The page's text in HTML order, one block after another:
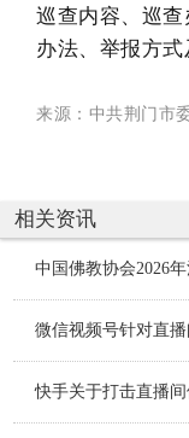
巡查内容、巡
办法、举报方式
来源： 中共荆门市
相关资讯